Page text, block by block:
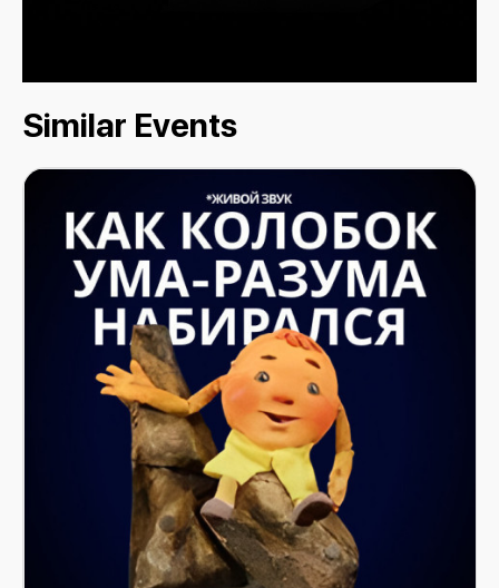
Similar Events